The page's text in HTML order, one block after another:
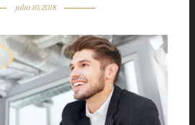
julio 10, 2018